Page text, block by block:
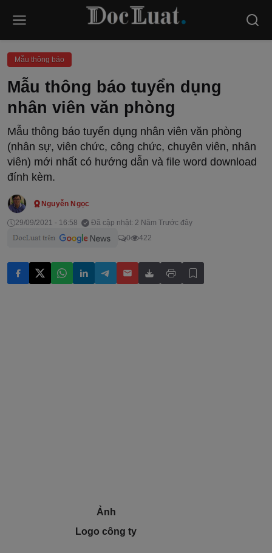
Mẫu thông báo
Mẫu thông báo tuyển dụng
nhân viên văn phòng
Mẫu thông báo tuyển dụng nhân viên văn phòng
(nhân sự, viên chức, công chức, chuyên viên, nhân
viên) mới nhất có hướng dẫn và file word download
đính kèm.
Nguyễn Ngọc
29/09/2021 - 16:58
Đã cập nhật: 2 Năm Trước đây
0
422
Ảnh
Logo công ty